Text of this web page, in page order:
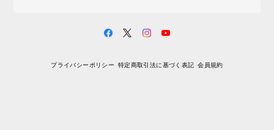
プライバシーポリシー 特定商取引法に基づく表記 会員規約